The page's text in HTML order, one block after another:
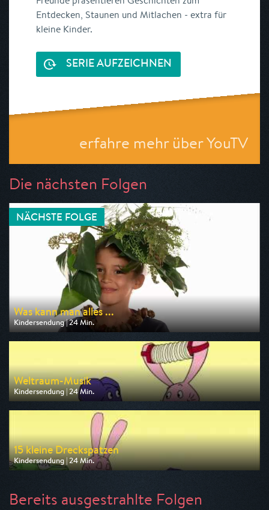
Entdecken, Staunen und Mitlachen - extra für
kleine Kinder.
SERIE AUFZEICHNEN
erfahre mehr über YouTV
Die nächsten Folgen
NÄCHSTE FOLGE
Was kann man alles ...
Kindersendung | 24 Min.
Ausgestrahlt von KiKA
am 10.08.2026, 06:55
Weltraum-Musik
Kindersendung | 24 Min.
Ausgestrahlt von KiKA
am 11.08.2026, 06:55
15 kleine Dreckspatzen
Kindersendung | 24 Min.
Ausgestrahlt von KiKA
Bereits ausgestrahlte Folgen